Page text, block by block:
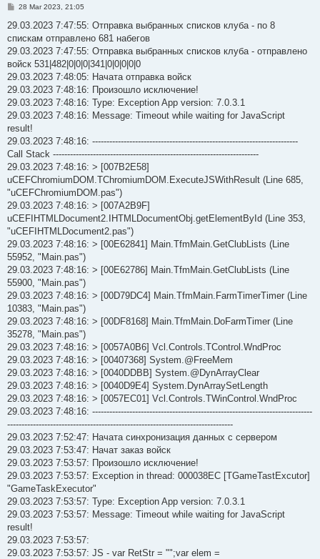
P
s
28 Mar 2023, 21:05
29.03.2023 7:47:55: Отправка выбранных списков клуба - по 8
спискам отправлено 681 набегов
29.03.2023 7:47:55: Отправка выбранных списков клуба - отправлено
войск 531|482|0|0|0|341|0|0|0|0|0
29.03.2023 7:48:05: Начата отправка войск
29.03.2023 7:48:16: Произошло исключение!
29.03.2023 7:48:16: Type: Exception App version: 7.0.3.1
29.03.2023 7:48:16: Message: Timeout while waiting for JavaScript
result!
29.03.2023 7:48:16: ------------------------------------------------------------------------
Call Stack ------------------------------------------------------------------------
29.03.2023 7:48:16: > [007B2E58]
uCEFChromiumDOM.TChromiumDOM.ExecuteJSWithResult (Line 685,
"uCEFChromiumDOM.pas")
29.03.2023 7:48:16: > [007A2B9F]
uCEFIHTMLDocument2.IHTMLDocumentObj.getElementById (Line 353,
"uCEFIHTMLDocument2.pas")
29.03.2023 7:48:16: > [00E62841] Main.TfmMain.GetClubLists (Line
55952, "Main.pas")
29.03.2023 7:48:16: > [00E62786] Main.TfmMain.GetClubLists (Line
55900, "Main.pas")
29.03.2023 7:48:16: > [00D79DC4] Main.TfmMain.FarmTimerTimer (Line
10383, "Main.pas")
29.03.2023 7:48:16: > [00DF8168] Main.TfmMain.DoFarmTimer (Line
35278, "Main.pas")
29.03.2023 7:48:16: > [0057A0B6] Vcl.Controls.TControl.WndProc
29.03.2023 7:48:16: > [00407368] System.@FreeMem
29.03.2023 7:48:16: > [0040DDBB] System.@DynArrayClear
29.03.2023 7:48:16: > [0040D9E4] System.DynArraySetLength
29.03.2023 7:48:16: > [0057EC01] Vcl.Controls.TWinControl.WndProc
29.03.2023 7:48:16: -----------------------------------------------------------------------------
-------------------------------------------------------------------------------
29.03.2023 7:52:47: Начата синхронизация данных с сервером
29.03.2023 7:53:47: Начат заказ войск
29.03.2023 7:53:57: Произошло исключение!
29.03.2023 7:53:57: Exception in thread: 000038EC [TGameTastExcutor]
"GameTaskExecutor"
29.03.2023 7:53:57: Type: Exception App version: 7.0.3.1
29.03.2023 7:53:57: Message: Timeout while waiting for JavaScript
result!
29.03.2023 7:53:57:
29.03.2023 7:53:57: JS - var RetStr = "";var elem =